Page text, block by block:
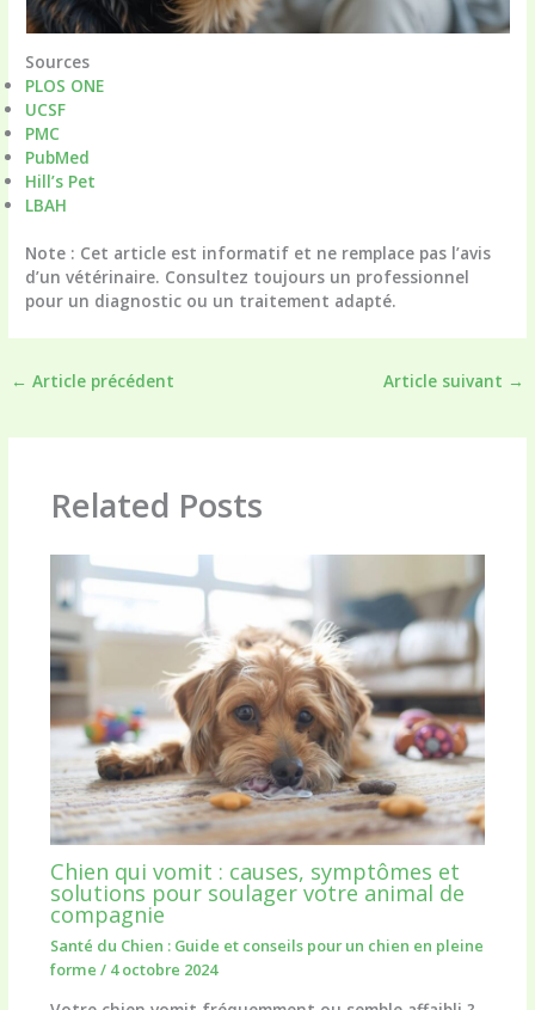
Sources
PLOS ONE
UCSF
PMC
PubMed
Hill’s Pet
LBAH
Note : Cet article est informatif et ne remplace pas l’avis
d’un vétérinaire. Consultez toujours un professionnel
pour un diagnostic ou un traitement adapté.
← Article précédent Article suivant →
Related Posts
Chien qui vomit : causes, symptômes et
solutions pour soulager votre animal de
compagnie
Santé du Chien : Guide et conseils pour un chien en pleine
forme / 4 octobre 2024